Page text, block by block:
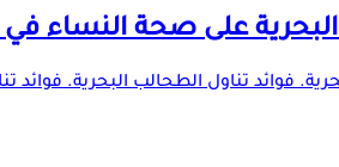
فوائد تناول الطحالب البحرية.